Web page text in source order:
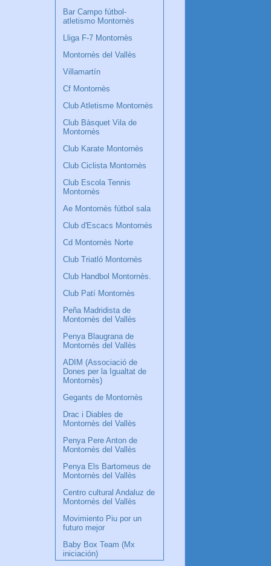
Bar Campo fútbol-
atletismo Montornès
Lliga F-7 Montornès
Montornès del Vallès
Villamartín
Cf Montornès
Club Atletisme Montornès
Club Bàsquet Vila de
Montornès
Club Karate Montornès
Club Ciclista Montornès
Club Escola Tennis
Montornès
Ae Montornès fútbol sala
Club d'Escacs Montornés
Cd Montornès Norte
Club Triatló Montornès
Club Handbol Montornès.
Club Patí Montornès
Peña Madridista de
Montornès del Vallès
Penya Blaugrana de
Montornès del Vallès
ADIM (Associació de
Dones per la Igualtat de
Montornès)
Gegants de Montornès
Drac i Diables de
Montornès del Vallès
Penya Pere Anton de
Montornès del Vallès
Penya Els Bartomeus de
Montornès del Vallès
Centro cultural Andaluz de
Montornès del Vallès
Movimiento Piu por un
futuro mejor
Baby Box Team (Mx
iniciación)